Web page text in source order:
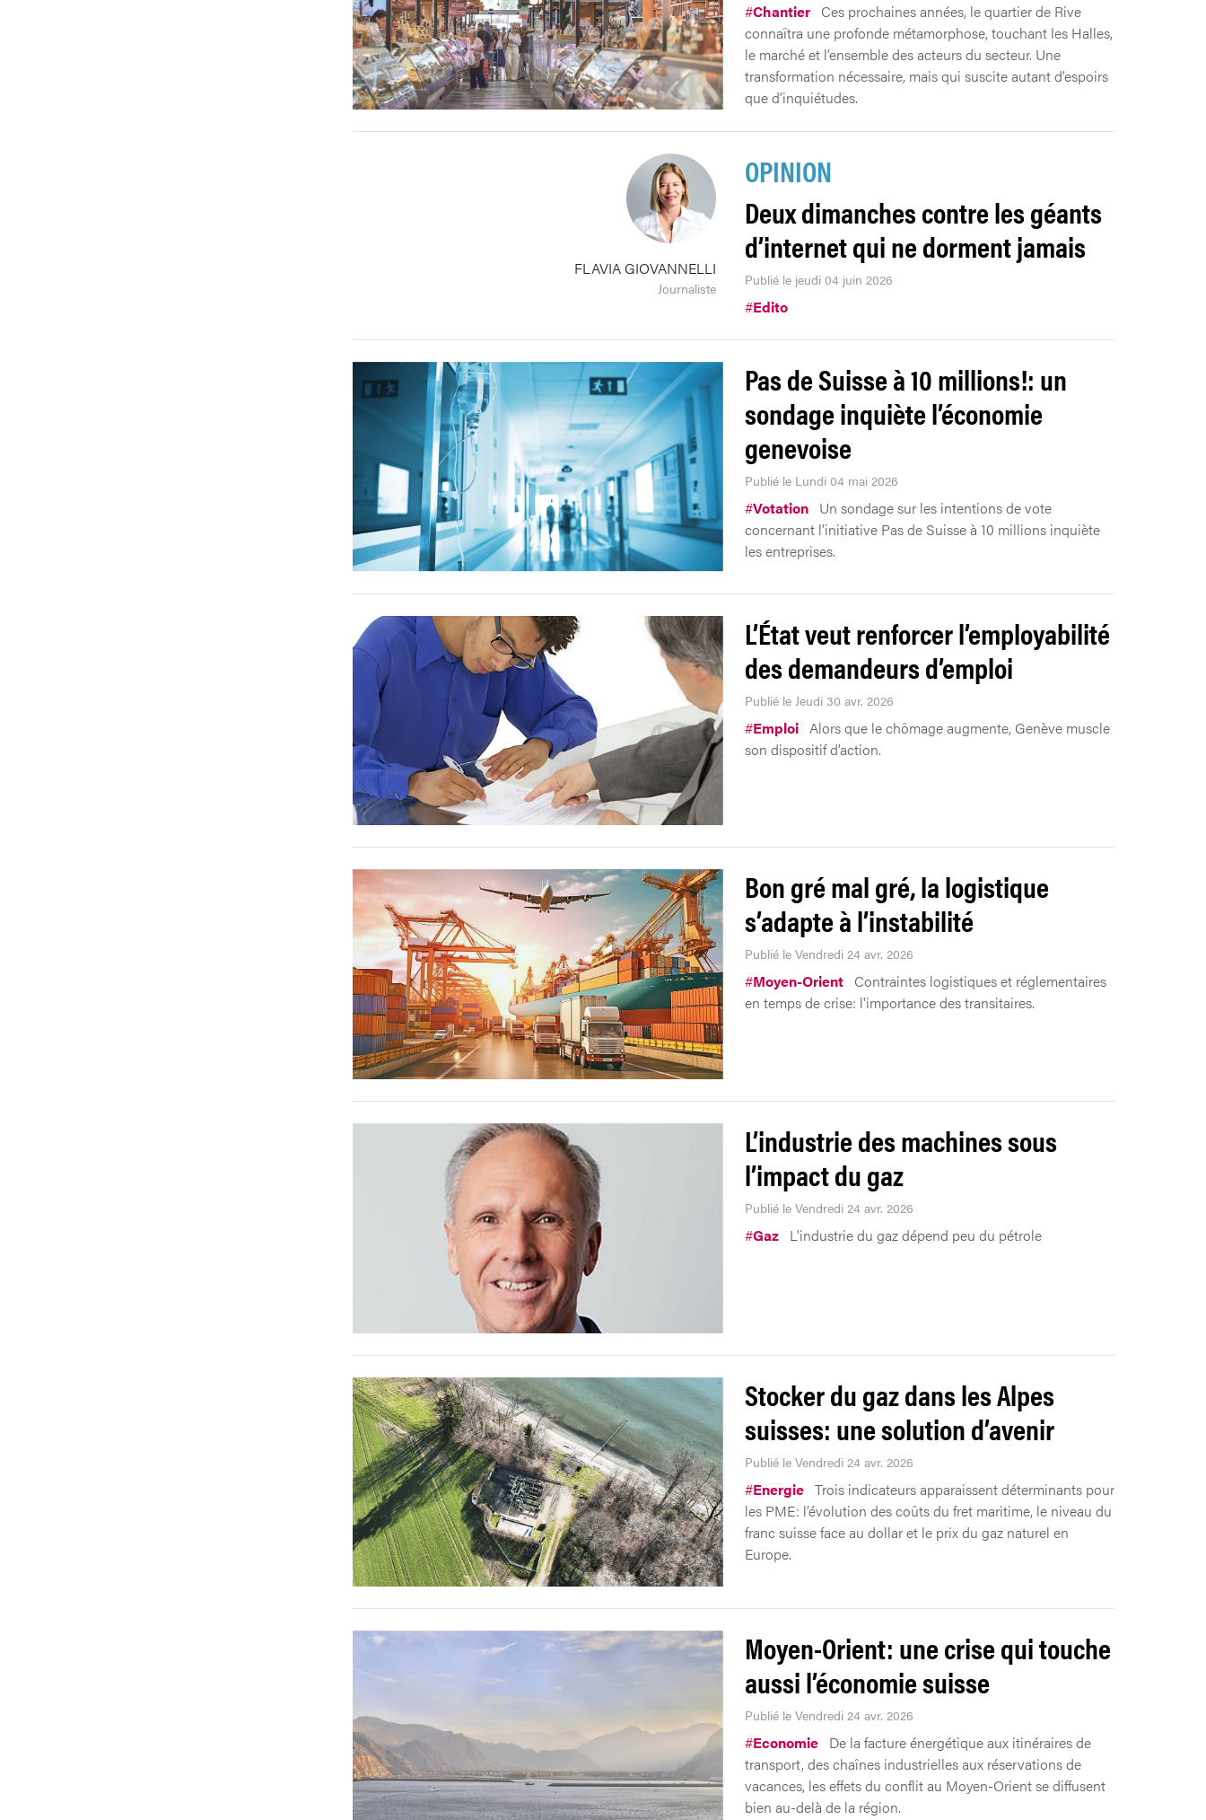
#Chantier Ces prochaines années, le quartier de Rive
connaîtra une profonde métamorphose, touchant les Halles,
le marché et l’ensemble des acteurs du secteur. Une
transformation nécessaire, mais qui suscite autant d’espoirs
que d’inquiétudes.
FLAVIA GIOVANNELLI
Journaliste
OPINION
Deux dimanches contre les géants
d’internet qui ne dorment jamais
Publié le jeudi 04 juin 2026
#Edito
Pas de Suisse à 10 millions!: un
sondage inquiète l’économie
genevoise
Publié le Lundi 04 mai 2026
#Votation Un sondage sur les intentions de vote
concernant l’initiative Pas de Suisse à 10 millions inquiète
les entreprises.
L’État veut renforcer l’employabilité
des demandeurs d’emploi
Publié le Jeudi 30 avr. 2026
#Emploi Alors que le chômage augmente, Genève muscle
son dispositif d’action.
Bon gré mal gré, la logistique
s’adapte à l’instabilité
Publié le Vendredi 24 avr. 2026
#Moyen-Orient Contraintes logistiques et réglementaires
en temps de crise: l'importance des transitaires.
L’industrie des machines sous
l’impact du gaz
Publié le Vendredi 24 avr. 2026
#Gaz L'industrie du gaz dépend peu du pétrole
Stocker du gaz dans les Alpes
suisses: une solution d’avenir
Publié le Vendredi 24 avr. 2026
#Energie Trois indicateurs apparaissent déterminants pour
les PME: l’évolution des coûts du fret maritime, le niveau du
franc suisse face au dollar et le prix du gaz naturel en
Europe.
Moyen-Orient: une crise qui touche
aussi l’économie suisse
Publié le Vendredi 24 avr. 2026
#Economie De la facture énergétique aux itinéraires de
transport, des chaînes industrielles aux réservations de
vacances, les effets du conflit au Moyen-Orient se diffusent
bien au-delà de la région.